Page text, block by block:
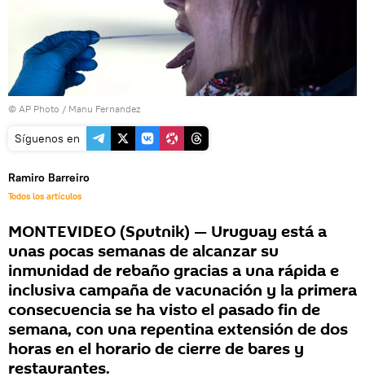
© AP Photo / Manu Fernandez
Síguenos en
Ramiro Barreiro
Todos los artículos
MONTEVIDEO (Sputnik) — Uruguay está a
unas pocas semanas de alcanzar su
inmunidad de rebaño gracias a una rápida e
inclusiva campaña de vacunación y la primera
consecuencia se ha visto el pasado fin de
semana, con una repentina extensión de dos
horas en el horario de cierre de bares y
restaurantes.